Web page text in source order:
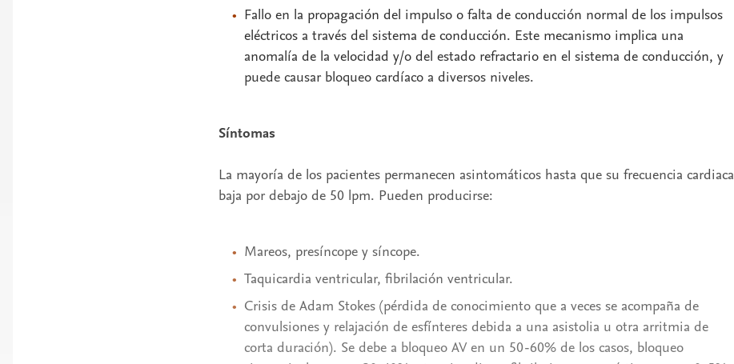
Fallo en la propagación del impulso o falta de conducción normal de los impulsos
eléctricos a través del sistema de conducción. Este mecanismo implica una
anomalía de la velocidad y/o del estado refractario en el sistema de conducción, y
puede causar bloqueo cardíaco a diversos niveles.
Síntomas
La mayoría de los pacientes permanecen asintomáticos hasta que su frecuencia cardiaca
baja por debajo de 50 lpm. Pueden producirse:
Mareos, presíncope y síncope.
Taquicardia ventricular, fibrilación ventricular.
Crisis de Adam Stokes (pérdida de conocimiento que a veces se acompaña de
convulsiones y relajación de esfínteres debida a una asistolia u otra arritmia de
corta duración). Se debe a bloqueo AV en un 50-60% de los casos, bloqueo